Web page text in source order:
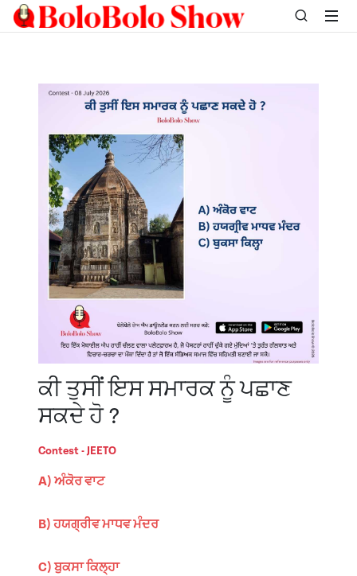
ਕੀ ਤੁਸੀਂ ਇਸ ਸਮਾਰਕ ਨੂੰ ਪਛਾਣ
ਸਕਦੇ ਹੋ ?
Contest - JEETO
A) ਅੰਕੋਰ ਵਾਟ
B) ਹਯਗ੍ਰੀਵ ਮਾਧਵ ਮੰਦਰ
C) ਬੁਕਸਾ ਕਿਲ੍ਹਾ